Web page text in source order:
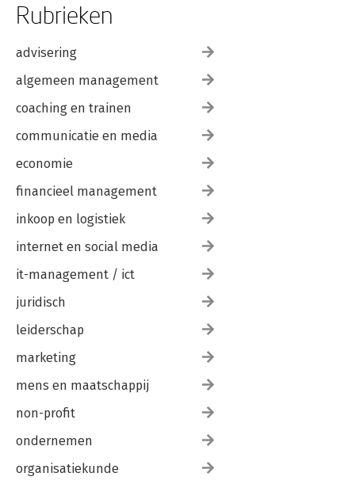
Rubrieken
advisering
algemeen management
coaching en trainen
communicatie en media
economie
financieel management
inkoop en logistiek
internet en social media
it-management / ict
juridisch
leiderschap
marketing
mens en maatschappij
non-profit
ondernemen
organisatiekunde